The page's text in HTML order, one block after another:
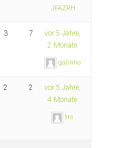
JFAZRH
3 7
vor 5 Jahre,
2 Monate
galinho
2 2
vor 5 Jahre,
4 Monate
trs